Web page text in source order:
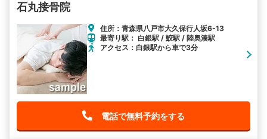
石丸接骨院
住所：青森県八戸市大久保行人坂6-13
最寄り駅： 白銀駅 / 鮫駅 / 陸奥湊駅
アクセス：白銀駅から車で3分
電話で無料予約をする